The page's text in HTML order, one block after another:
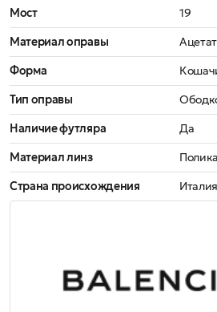
Мост
19
Материал оправы
Ацетат
Форма
Тип оправы
Наличие футляра
Да
Материал линз
Страна происхождения
Италия